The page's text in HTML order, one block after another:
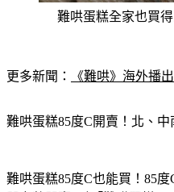
難哄蛋糕全家也買
更多新聞： 《難哄》海外播
難哄蛋糕85度C開賣！北、
難哄蛋糕85度C也能買！85